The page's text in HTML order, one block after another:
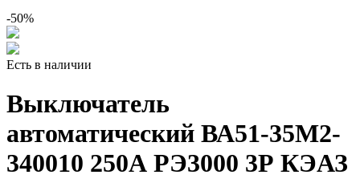
-50%
Есть в наличии
Выключатель
автоматический ВА51-35М2-
340010 250А РЭ3000 3Р КЭАЗ